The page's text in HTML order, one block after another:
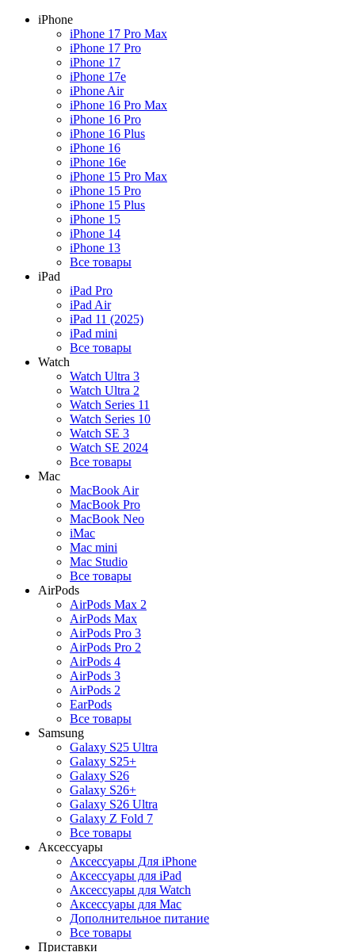
iPhone
iPhone 17 Pro Max
iPhone 17 Pro
iPhone 17
iPhone 17e
iPhone Air
iPhone 16 Pro Max
iPhone 16 Pro
iPhone 16 Plus
iPhone 16
iPhone 16e
iPhone 15 Pro Max
iPhone 15 Pro
iPhone 15 Plus
iPhone 15
iPhone 14
iPhone 13
Все товары
iPad
iPad Pro
iPad Air
iPad 11 (2025)
iPad mini
Все товары
Watch
Watch Ultra 3
Watch Ultra 2
Watch Series 11
Watch Series 10
Watch SE 3
Watch SE 2024
Все товары
Mac
MacBook Air
MacBook Pro
MacBook Neo
iMac
Mac mini
Mac Studio
Все товары
AirPods
AirPods Max 2
AirPods Max
AirPods Pro 3
AirPods Pro 2
AirPods 4
AirPods 3
AirPods 2
EarPods
Все товары
Samsung
Galaxy S25 Ultra
Galaxy S25+
Galaxy S26
Galaxy S26+
Galaxy S26 Ultra
Galaxy Z Fold 7
Все товары
Аксессуары
Аксессуары Для iPhone
Аксессуары для iPad
Аксессуары для Watch
Аксессуары для Mac
Дополнительное питание
Все товары
Приставки